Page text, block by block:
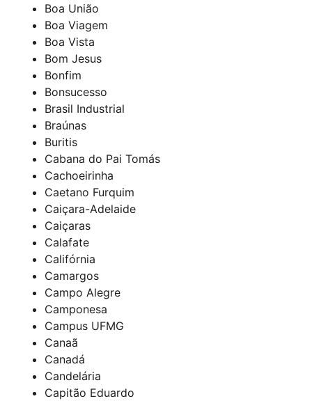
Boa União
Boa Viagem
Boa Vista
Bom Jesus
Bonfim
Bonsucesso
Brasil Industrial
Braúnas
Buritis
Cabana do Pai Tomás
Cachoeirinha
Caetano Furquim
Caiçara-Adelaide
Caiçaras
Calafate
Califórnia
Camargos
Campo Alegre
Camponesa
Campus UFMG
Canaã
Canadá
Candelária
Capitão Eduardo